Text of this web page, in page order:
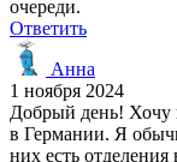
очереди.
Ответить
Анна
1 ноября 2024
Добрый день! Хочу
в Германии. Я
них есть